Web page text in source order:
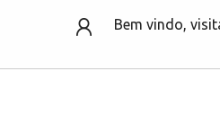
Bem vindo,